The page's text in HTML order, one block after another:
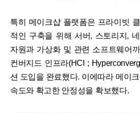
특히 메이크샵 플랫폼은 프라이빗
적인 구축을 위해 서버, 스토리지,
자원과 가상화 및 관련 소프트웨어
컨버지드 인프라(HCI ;
션 도입을 완료했다. 이에따라 메이
속도와 확고한 안정성을 확보했다.